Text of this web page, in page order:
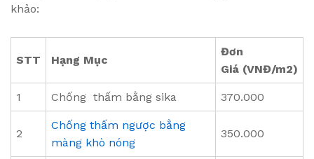
khảo:
STT Hạng Mục
Đơn
Giá (VNĐ/m2)
1 Chống thấm bằng sika 370.000
2
Chống thấm ngược bằng
màng khò nóng
350.000